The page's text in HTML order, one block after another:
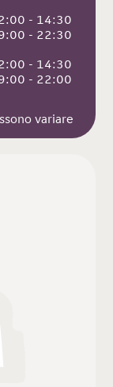
- 14:30
- 22:30
- 14:30
- 22:00
variare